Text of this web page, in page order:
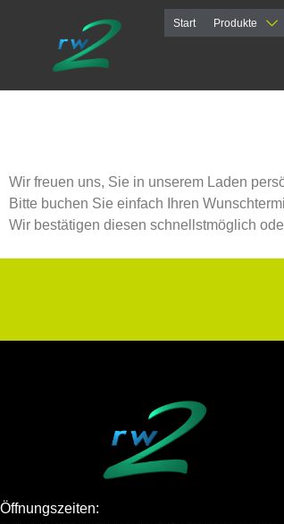
Start Produkte
Wir freuen uns, Sie in unserem Laden
Bitte buchen Sie einfach Ihren
Wir bestätigen diesen schnellstmöglich
Öffnungszeiten: